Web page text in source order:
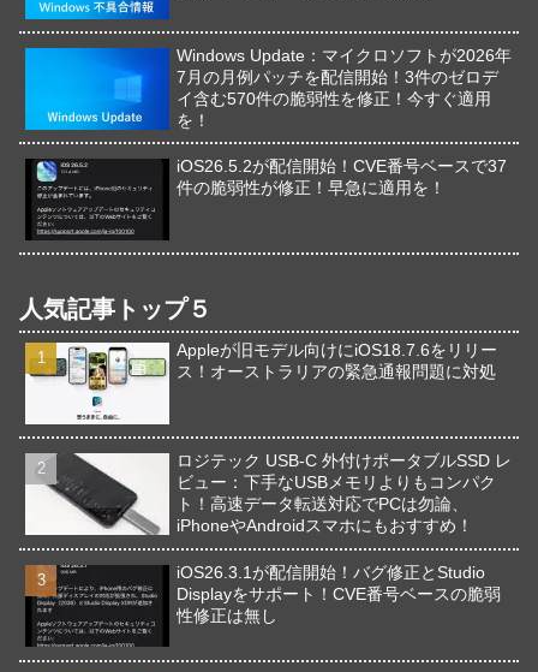
Windows Update：マイクロソフトが2026年
7月の月例パッチを配信開始！3件のゼロデ
イ含む570件の脆弱性を修正！今すぐ適用
を！
iOS26.5.2が配信開始！CVE番号ベースで37
件の脆弱性が修正！早急に適用を！
人気記事トップ５
Appleが旧モデル向けにiOS18.7.6をリリー
ス！オーストラリアの緊急通報問題に対処
ロジテック USB-C 外付けポータブルSSD レ
ビュー：下手なUSBメモリよりもコンパク
ト！高速データ転送対応でPCは勿論、
iPhoneやAndroidスマホにもおすすめ！
iOS26.3.1が配信開始！バグ修正とStudio
Displayをサポート！CVE番号ベースの脆弱
性修正は無し